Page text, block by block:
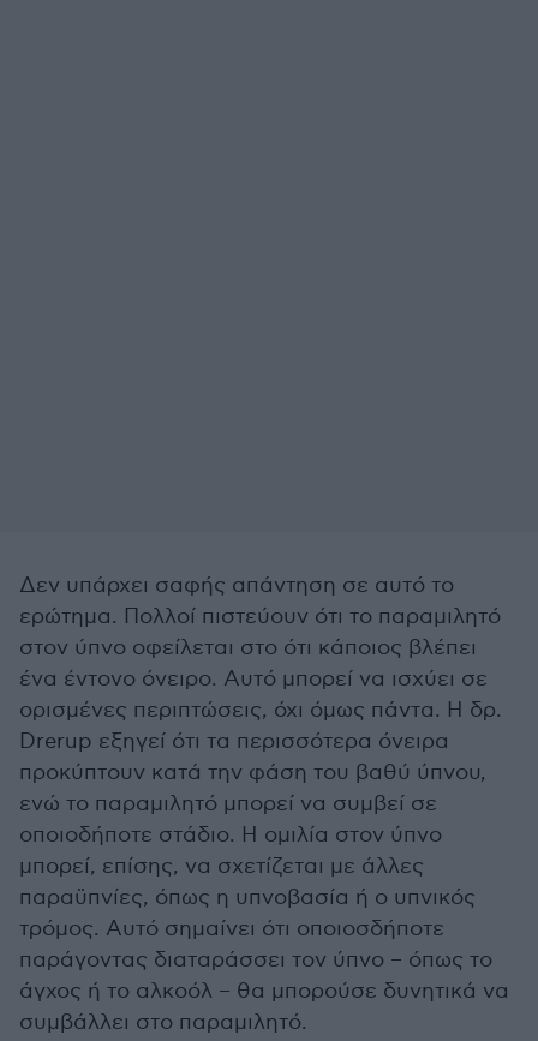
Δεν υπάρχει σαφής απάντηση σε αυτό το
ερώτημα. Πολλοί πιστεύουν ότι το παραμιλητό
στον ύπνο οφείλεται στο ότι κάποιος βλέπει
ένα έντονο όνειρο. Αυτό μπορεί να ισχύει σε
ορισμένες περιπτώσεις, όχι όμως πάντα. Η δρ.
Drerup εξηγεί ότι τα περισσότερα όνειρα
προκύπτουν κατά την φάση του βαθύ ύπνου,
ενώ το παραμιλητό μπορεί να συμβεί σε
οποιοδήποτε στάδιο. Η ομιλία στον ύπνο
μπορεί, επίσης, να σχετίζεται με άλλες
παραϋπνίες, όπως η υπνοβασία ή ο υπνικός
τρόμος. Αυτό σημαίνει ότι οποιοσδήποτε
παράγοντας διαταράσσει τον ύπνο – όπως το
άγχος ή το αλκοόλ – θα μπορούσε δυνητικά να
συμβάλλει στο παραμιλητό.